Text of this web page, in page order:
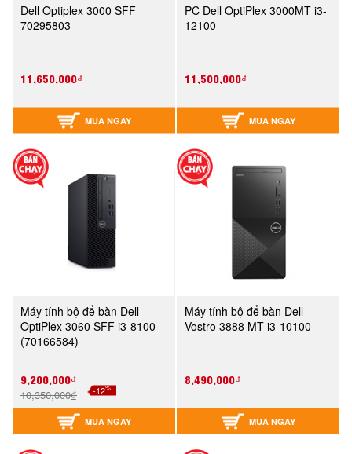
Dell Optiplex 3000 SFF
70295803
11,650,000₫
MUA NGAY
PC Dell OptiPlex 3000MT i3-
12100
11,500,000₫
MUA NGAY
Máy tính bộ để bàn Dell
OptiPlex 3060 SFF i3-8100
(70166584)
9,200,000₫
10,350,000₫ -12%
MUA NGAY
Máy tính bộ để bàn Dell
Vostro 3888 MT-i3-10100
8,490,000₫
MUA NGAY